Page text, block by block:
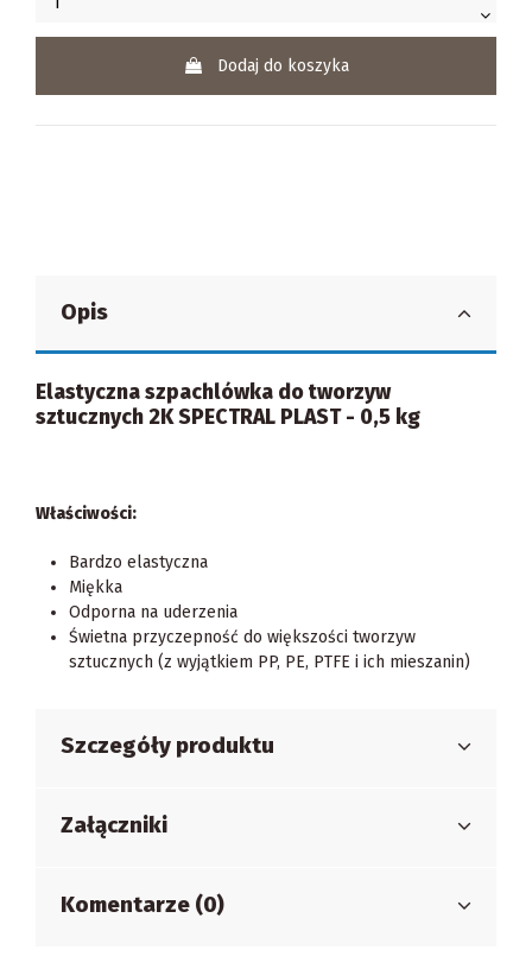
Dodaj do koszyka
Opis
Elastyczna szpachlówka do tworzyw
sztucznych 2K SPECTRAL PLAST - 0,5 kg
Właściwości:
Bardzo elastyczna
Miękka
Odporna na uderzenia
Świetna przyczepność do większości tworzyw
sztucznych (z wyjątkiem PP, PE, PTFE i ich mieszanin)
Szczegóły produktu
Załączniki
Komentarze (0)